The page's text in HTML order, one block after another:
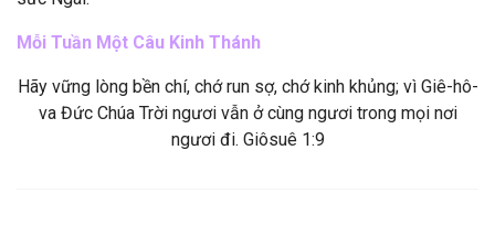
Mỗi Tuần Một Câu Kinh Thánh
Hãy vững lòng bền chí, chớ run sợ, chớ kinh khủng; vì Giê-hô-
va Đức Chúa Trời ngươi vẫn ở cùng ngươi trong mọi nơi
ngươi đi. Giôsuê 1:9